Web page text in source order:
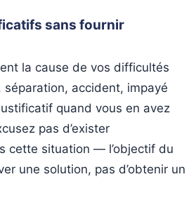
sans fournir
la cause de vos difficultés
séparation, accident, impayé
quand vous en avez
pas d’exister
cette situation — l’objectif du
une solution, pas d’obtenir un